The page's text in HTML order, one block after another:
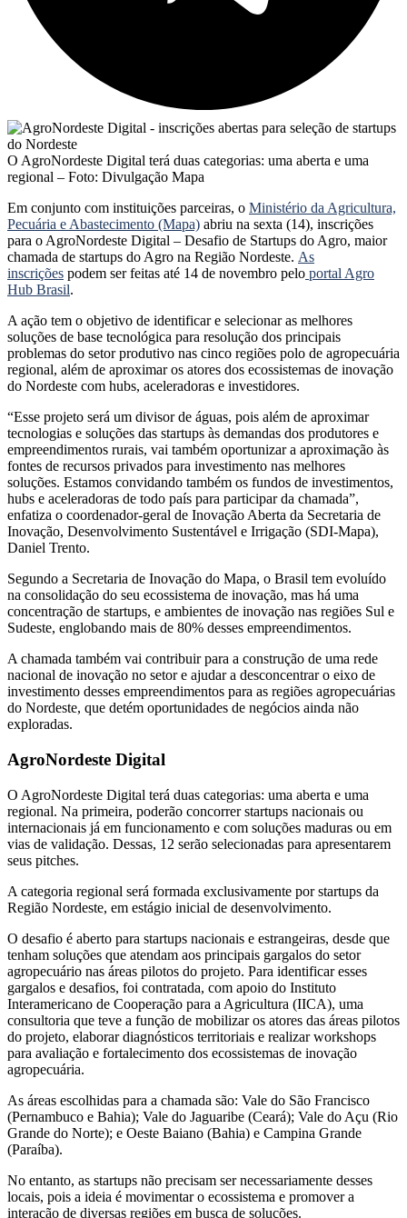
O AgroNordeste Digital terá duas categorias: uma aberta e uma
regional – Foto: Divulgação Mapa
Em conjunto com instituições parceiras, o Ministério da Agricultura,
Pecuária e Abastecimento (Mapa) abriu na sexta (14), inscrições
para o AgroNordeste Digital – Desafio de Startups do Agro, maior
chamada de startups do Agro na Região Nordeste. As
inscrições podem ser feitas até 14 de novembro pelo portal Agro
Hub Brasil.
A ação tem o objetivo de identificar e selecionar as melhores
soluções de base tecnológica para resolução dos principais
problemas do setor produtivo nas cinco regiões polo de agropecuária
regional, além de aproximar os atores dos ecossistemas de inovação
do Nordeste com hubs, aceleradoras e investidores.
“Esse projeto será um divisor de águas, pois além de aproximar
tecnologias e soluções das startups às demandas dos produtores e
empreendimentos rurais, vai também oportunizar a aproximação às
fontes de recursos privados para investimento nas melhores
soluções. Estamos convidando também os fundos de investimentos,
hubs e aceleradoras de todo país para participar da chamada”,
enfatiza o coordenador-geral de Inovação Aberta da Secretaria de
Inovação, Desenvolvimento Sustentável e Irrigação (SDI-Mapa),
Daniel Trento.
Segundo a Secretaria de Inovação do Mapa, o Brasil tem evoluído
na consolidação do seu ecossistema de inovação, mas há uma
concentração de startups, e ambientes de inovação nas regiões Sul e
Sudeste, englobando mais de 80% desses empreendimentos.
A chamada também vai contribuir para a construção de uma rede
nacional de inovação no setor e ajudar a desconcentrar o eixo de
investimento desses empreendimentos para as regiões agropecuárias
do Nordeste, que detém oportunidades de negócios ainda não
exploradas.
AgroNordeste Digital
O AgroNordeste Digital terá duas categorias: uma aberta e uma
regional. Na primeira, poderão concorrer startups nacionais ou
internacionais já em funcionamento e com soluções maduras ou em
vias de validação. Dessas, 12 serão selecionadas para apresentarem
seus pitches.
A categoria regional será formada exclusivamente por startups da
Região Nordeste, em estágio inicial de desenvolvimento.
O desafio é aberto para startups nacionais e estrangeiras, desde que
tenham soluções que atendam aos principais gargalos do setor
agropecuário nas áreas pilotos do projeto. Para identificar esses
gargalos e desafios, foi contratada, com apoio do Instituto
Interamericano de Cooperação para a Agricultura (IICA), uma
consultoria que teve a função de mobilizar os atores das áreas pilotos
do projeto, elaborar diagnósticos territoriais e realizar workshops
para avaliação e fortalecimento dos ecossistemas de inovação
agropecuária.
As áreas escolhidas para a chamada são: Vale do São Francisco
(Pernambuco e Bahia); Vale do Jaguaribe (Ceará); Vale do Açu (Rio
Grande do Norte); e Oeste Baiano (Bahia) e Campina Grande
(Paraíba).
No entanto, as startups não precisam ser necessariamente desses
locais, pois a ideia é movimentar o ecossistema e promover a
interação de diversas regiões em busca de soluções.